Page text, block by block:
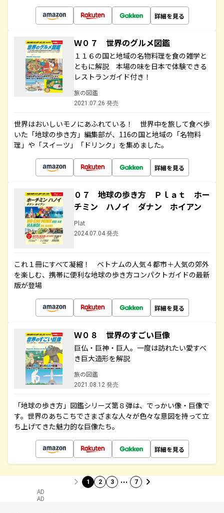
詳細を見る
Ｗ０７ 世界のグルメ図鑑
１１６の国と地域の名物料理を食の雑学と
ともに解説 本場の味を日本で体験できる
レストランガイド付き！
旅の図鑑
2021.07.26 発売
世界はおいしいモノにあふれている！ 世界中を旅して食べ歩
いた「地球の歩き方」編集部が、116の国と地域の「名物料
理」や「スイーツ」「ドリンク」を集めました。
詳細を見る
０７ 地球の歩き方 Ｐｌａｔ ホー
チミン ハノイ ダナン ホイアン
Plat
2024.07.04 発売
これ１冊にすべて凝縮！ ベトナムの人気４都市＋人気の郊外
を楽しむ、携帯に便利な地球の歩き方コンパクトガイドの最新
版が登場
詳細を見る
Ｗ０８ 世界のすごい巨像
巨仏・巨神・巨人。一度は訪れたい愛すべ
き巨大造形を解説
旅の図鑑
2021.08.12 発売
「地球の歩き方」図鑑シリーズ第８弾は、でっかい像・巨像で
す。世界のあちこちでさまざまな人々が色々な意図を持って立
ち上げてきた魅力的な巨像たち。
詳細を見る
1 2 3 … 7
AD
AD